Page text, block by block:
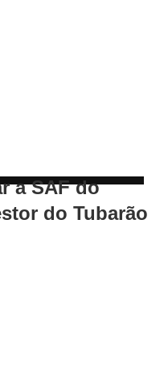
a SAF do
do Tubarão